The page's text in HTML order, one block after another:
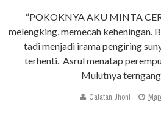
“POKOKNYA AKU MINTA
melengking, memecah keheningan.
tadi menjadi irama pengiring
terhenti. Asrul menatap
Mulutnya
Catatan Jhoni